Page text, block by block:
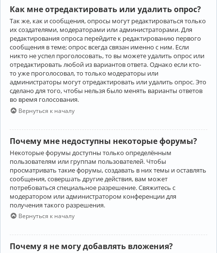
Как мне отредактировать или удалить опрос?
Так же, как и сообщения, опросы могут редактироваться только
их создателями, модераторами или администраторами. Для
редактирования опроса перейдите к редактированию первого
сообщения в теме; опрос всегда связан именно с ним. Если
никто не успел проголосовать, то вы можете удалить опрос или
отредактировать любой из вариантов ответа. Однако если кто-
то уже проголосовал, то только модераторы или
администраторы могут отредактировать или удалить опрос. Это
сделано для того, чтобы нельзя было менять варианты ответов
во время голосования.
Вернуться к началу
Почему мне недоступны некоторые форумы?
Некоторые форумы доступны только определённым
пользователям или группам пользователей. Чтобы
просматривать такие форумы, создавать в них темы и оставлять
сообщения, совершать другие действия, вам может
потребоваться специальное разрешение. Свяжитесь с
модератором или администратором конференции для
получения такого разрешения.
Вернуться к началу
Почему я не могу добавлять вложения?